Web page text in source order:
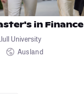
in Finance
University
Ausland